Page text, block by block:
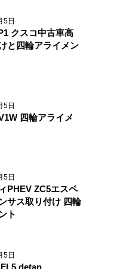
5日
クスコ中古車高
と四輪アライメン
5日
四輪アライメ
5日
PHEV ZC5エスペ
サス取り付け 四輪
ト
5日